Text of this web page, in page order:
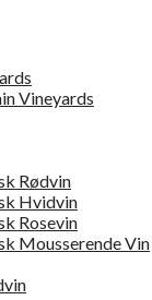
Vineyards
Rødvin
Hvidvin
Rosevin
Mousserende Vin